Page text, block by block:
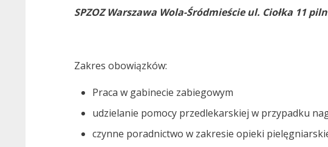
SPZOZ Warszawa Wola-Śródmieście ul. Ciołka 11
Zakres obowiązków:
Praca w gabinecie zabiegowym
udzielanie pomocy przedlekarskiej w przypadku
czynne poradnictwo w zakresie opieki